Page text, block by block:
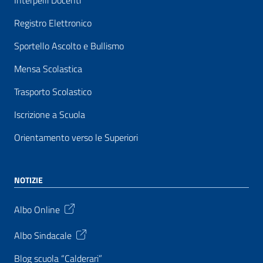
Registro Elettronico
Sportello Ascolto e Bullismo
Mensa Scolastica
Trasporto Scolastico
Iscrizione a Scuola
Orientamento verso le Superiori
NOTIZIE
Albo Online
Albo Sindacale
Blog scuola “Calderari”